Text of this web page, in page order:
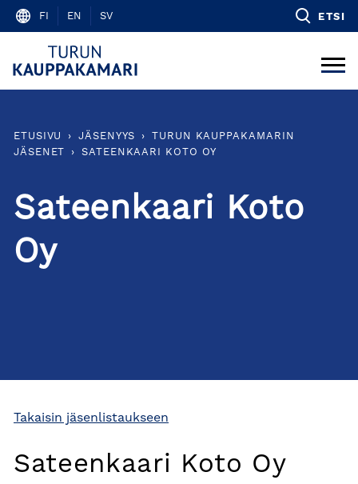
Skip
content
FI EN SV ETSI
ETUSIVU › JÄSENYYS ›
TURUN KAUPPAKAMARIN
JÄSENET
› SATEENKAARI KOTO OY
Sateenkaari Koto
Oy
Takaisin jäsenlistaukseen
Sateenkaari Koto Oy